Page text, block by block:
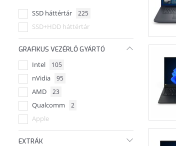
96GB +2
SSD háttértár 225
SSD+HDD háttértár
GRAFIKUS VEZÉRLŐ GYÁRTÓ
Intel 105
nVidia 95
AMD 23
Qualcomm 2
Apple
EXTRÁK